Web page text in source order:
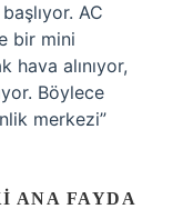
AC
bir mini
hava alınıyor,
Böylece
merkezi”
ANA FAYDA